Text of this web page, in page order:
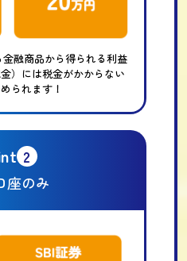
融商品から得られる利益
）には税金がかからない
られます！
2
座のみ